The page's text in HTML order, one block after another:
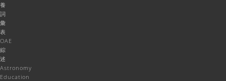
養
詞
彙
表
OAE
綜
述
Astronomy
Education